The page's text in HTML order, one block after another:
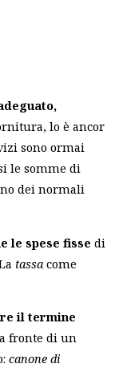
lo è ancor
sono ormai
le somme di
dei normali
le spese fisse di
tassa come
il termine
fronte di un
canone di